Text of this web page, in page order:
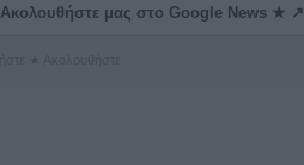
Ακολουθήστε μας στο Google News ★ ↗